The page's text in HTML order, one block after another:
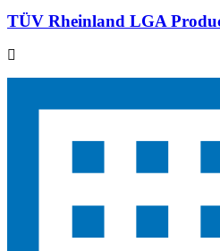
TÜV Rheinland LGA